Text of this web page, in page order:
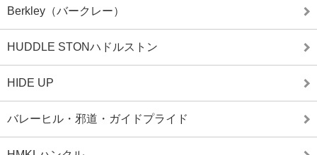
Berkley（バークレー）
HUDDLE STONハドルストン
HIDE UP
バレーヒル・邪道・ガイドプライド